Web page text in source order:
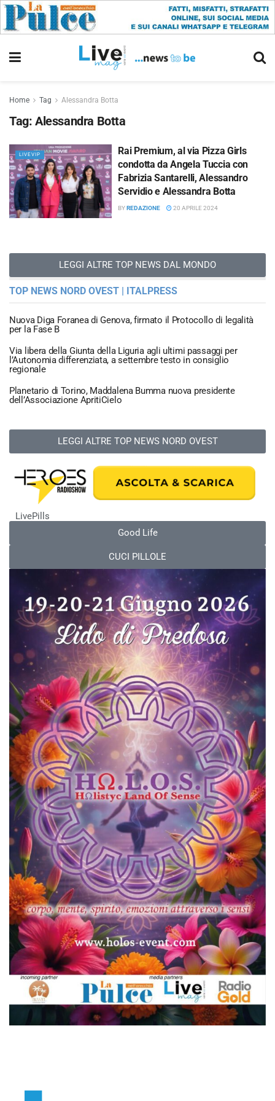
Home Tag Alessandra Botta
Tag: Alessandra Botta
LIVEVIP
Rai Premium, al via Pizza Girls
condotta da Angela Tuccia con
Fabrizia Santarelli, Alessandro
Servidio e Alessandra Botta
BYREDAZIONE 20 APRILE 2024
LEGGI ALTRE TOP NEWS DAL MONDO
TOP NEWS NORD OVEST | ITALPRESS
Nuova Diga Foranea di Genova, firmato il Protocollo di legalità
per la Fase B
Via libera della Giunta della Liguria agli ultimi passaggi per
l’Autonomia differenziata, a settembre testo in consiglio
regionale
Planetario di Torino, Maddalena Bumma nuova presidente
dell’Associazione ApritiCielo
LEGGI ALTRE TOP NEWS NORD OVEST
LivePills
Good Life
CUCI PILLOLE